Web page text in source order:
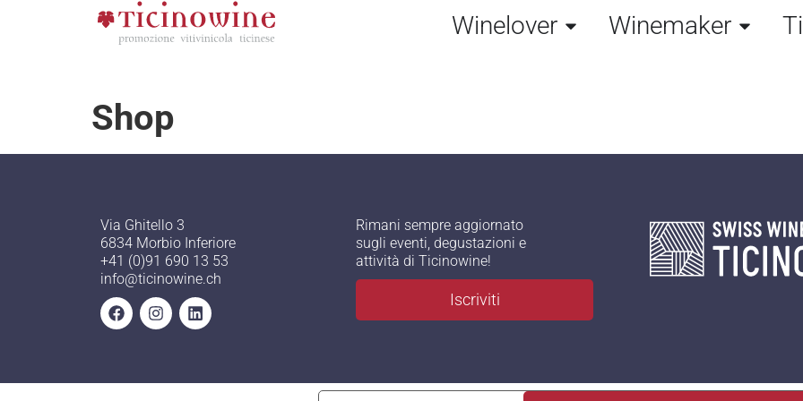
Winelover Winemaker
Shop
Via Ghitello 3
6834 Morbio Inferiore
+41 (0)91 690 13 53
info@ticinowine.ch
Rimani sempre aggiornato
sugli eventi, degustazioni e
attività di Ticinowine!
Iscriviti